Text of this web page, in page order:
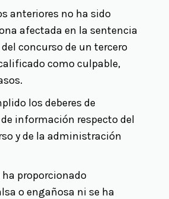
anteriores no ha sido
afectada en la sentencia
concurso de un tercero
como culpable,
los deberes de
información respecto del
y de la administración
ha proporcionado
o engañosa ni se ha